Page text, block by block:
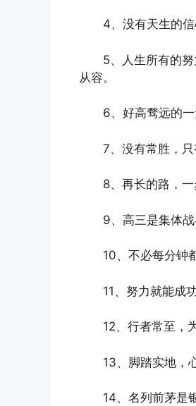
4、没有天生的信
5、人生所有的
从容。
6、好高骛远的
7、没有常胜，只
8、再长的路，
9、高三是集体战
10、不必每分钟
11、努力就能成
12、行者常至，
13、脚踏实地，
14、名列前茅是